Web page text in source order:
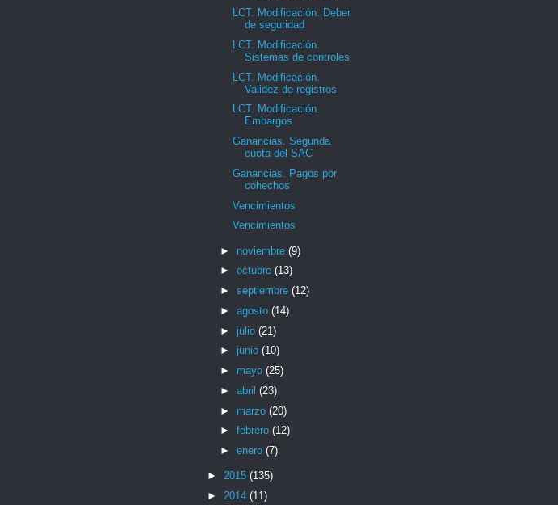
LCT. Modificación. Deber
de seguridad
LCT. Modificación.
Sistemas de controles
LCT. Modificación.
Validez de registros
LCT. Modificación.
Embargos
Ganancias. Segunda
cuota del SAC
Ganancias. Pagos por
cohechos
Vencimientos
Vencimientos
► noviembre (9)
► octubre (13)
► septiembre (12)
► agosto (14)
► julio (21)
► junio (10)
► mayo (25)
► abril (23)
► marzo (20)
► febrero (12)
► enero (7)
► 2015 (135)
► 2014 (11)